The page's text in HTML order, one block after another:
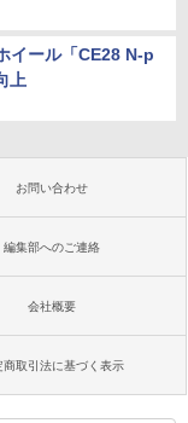
イール「CE28 N-p
上
お問い合わせ
編集部へのご連絡
会社概要
商取引法に基づく表示